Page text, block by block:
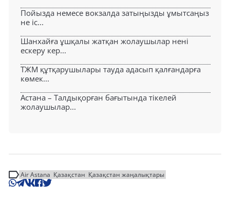
Пойызда немесе вокзалда затыңызды ұмытсаңыз
не іс...
Шанхайға ұшқалы жатқан жолаушылар нені
ескеру кер...
ТЖМ құтқарушылары тауда адасып қалғандарға
көмек...
Астана – Талдықорған бағытында тікелей
жолаушылар...
Air Astana Қазақстан Қазақстан жаңалықтары